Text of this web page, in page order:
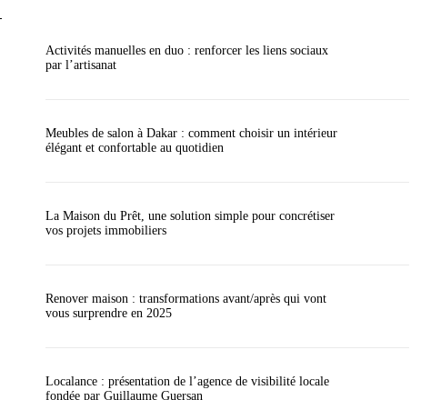
Activités manuelles en duo : renforcer les liens sociaux
par l’artisanat
Meubles de salon à Dakar : comment choisir un intérieur
élégant et confortable au quotidien
La Maison du Prêt, une solution simple pour concrétiser
vos projets immobiliers
Renover maison : transformations avant/après qui vont
vous surprendre en 2025
Localance : présentation de l’agence de visibilité locale
fondée par Guillaume Guersan